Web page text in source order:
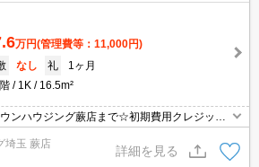
万円(管理費等：11,000円)
なし 礼
1ヶ月
1K 16.5m²
ンハウジング蕨店まで☆初期費用クレジット
での内見・契約もお気軽にご相談ください！
埼玉 蕨店
詳細を見る